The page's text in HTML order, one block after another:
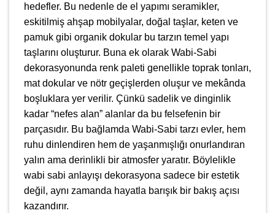
hedefler. Bu nedenle de el yapımı seramikler,
eskitilmiş ahşap mobilyalar, doğal taşlar, keten ve
pamuk gibi organik dokular bu tarzın temel yapı
taşlarını oluşturur. Buna ek olarak Wabi-Sabi
dekorasyonunda renk paleti genellikle toprak tonları,
mat dokular ve nötr geçişlerden oluşur ve mekânda
boşluklara yer verilir. Çünkü sadelik ve dinginlik
kadar “nefes alan” alanlar da bu felsefenin bir
parçasıdır. Bu bağlamda Wabi-Sabi tarzı evler, hem
ruhu dinlendiren hem de yaşanmışlığı onurlandıran
yalın ama derinlikli bir atmosfer yaratır. Böylelikle
wabi sabi anlayışı dekorasyona sadece bir estetik
değil, aynı zamanda hayatla barışık bir bakış açısı
kazandırır.